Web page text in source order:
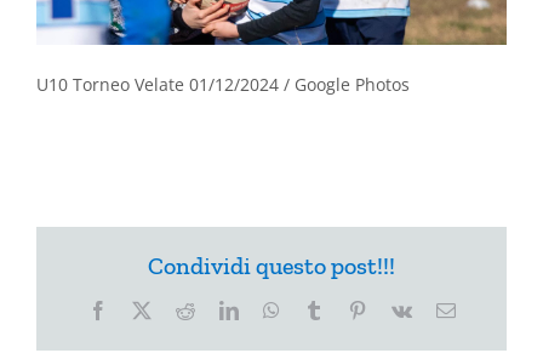
U10 Torneo Velate 01/12/2024 / Google Photos
Condividi questo post!!!
Facebook
X RedditLinkedInWhatsApp
Tumblr Pinterest
Vk Email